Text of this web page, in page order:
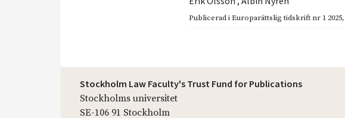
Publicerad iEuroparättslig tidskrift nr 1 2025,
Stockholm Law Faculty's Trust Fund for Publications
Stockholms universitet
SE-106 91 Stockholm